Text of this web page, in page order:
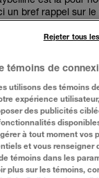
un bref rappel sur
ensuite plus facile
promis.
CE QUE LE
une technique de
témoins de
utilisons des témoins
expérience
des publicités
à tout moment vos
et vous renseigner
témoins dans les
plus sur les témoins,
Rejeter tous